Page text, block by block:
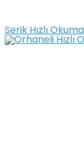
Serik Hızlı